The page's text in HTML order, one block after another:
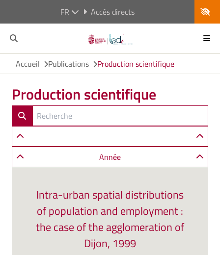
FR Accès directs
Accueil Publications Production scientifique
Production scientifique
Année
Intra-urban spatial distributions
of population and employment :
the case of the agglomeration of
Dijon, 1999